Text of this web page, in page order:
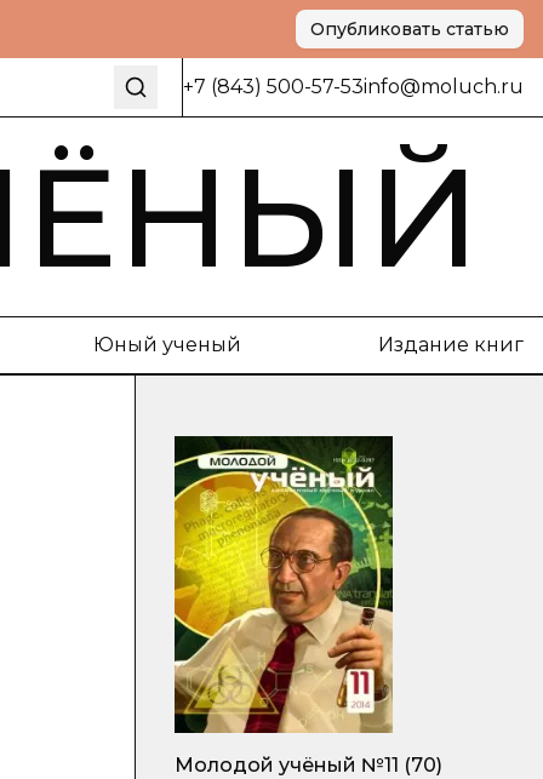
Опубликовать статью
+7 (843) 500-57-53info@moluch.ru
Юный ученый Издание книг
Молодой учёный №11 (70)